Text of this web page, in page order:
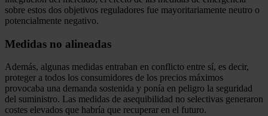
sobre estos dos objetivos reguladores fue mayoritariamente neutro o
potencialmente negativo.
Medidas no alineadas
Además, algunas medidas entraban en conflicto entre sí, es decir,
proteger a todos los consumidores de los precios máximos
provocaba una demanda sostenida y ponía en peligro la seguridad
del suministro. Las medidas de asequibilidad no selectivas generaron
costes elevados que habría que recuperar en el futuro.